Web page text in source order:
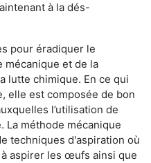
à la dés-
pour éradiquer le
mécanique et de la
lutte chimique. En ce qui
elle est composée de bon
l’utilisation de
La méthode mécanique
techniques d'aspiration où
aspirer les œufs ainsi que